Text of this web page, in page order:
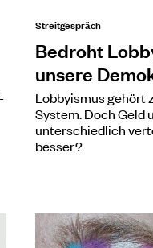
Streitgespräch
Bedroht
unsere
Lobbyismus gehört
System. Doch Geld
unterschiedlich
besser?